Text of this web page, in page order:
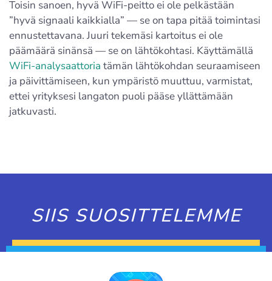
Toisin sanoen, hyvä WiFi-peitto ei ole pelkästään
”hyvä signaali kaikkialla” — se on tapa pitää toimintasi
ennustettavana. Juuri tekemäsi kartoitus ei ole
päämäärä sinänsä — se on lähtökohtasi. Käyttämällä
WiFi-analysaattoria tämän lähtökohdan seuraamiseen
ja päivittämiseen, kun ympäristö muuttuu, varmistat,
ettei yrityksesi langaton puoli pääse yllättämään
jatkuvasti.
SIIS SUOSITTELEMME